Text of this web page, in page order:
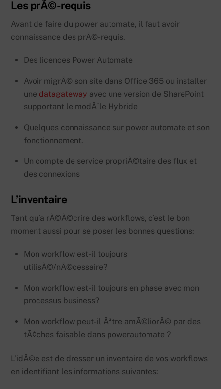
Les prÃ©-requis
Avant de faire du power automate, il faut avoir
connaissance des prÃ©-requis.
Des licences Power Automate
Avoir migrÃ© son site dans Office 365 ou installer
une datagateway avec une version de SharePoint
supportant le modÃ¨le Hybride
Quelques connaissance sur power automate et son
fonctionnement.
Un compte de service propriÃ©taire des flux et
des connexions
L’inventaire
Tant qu’a rÃ©Ã©crire des workflows, c’est le bon
moment aussi pour se poser les bonnes questions:
Mon workflow est-il toujours
utilisÃ©/nÃ©cessaire?
Mon workflow est-il toujours en phase avec mon
processus business?
Mon workflow peut-il Ãªtre amÃ©liorÃ© par des
tÃ¢ches faisable dans powerautomate ?
L’idÃ©e est de dresser un inventaire de vos workflows
en identifiant les informations suivantes: